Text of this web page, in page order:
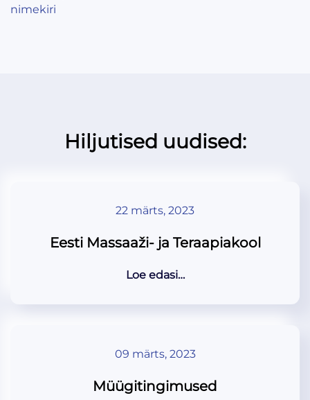
nimekiri
Hiljutised uudised:
22 märts, 2023
Eesti Massaaži- ja Teraapiakool
Loe edasi…
09 märts, 2023
Müügitingimused